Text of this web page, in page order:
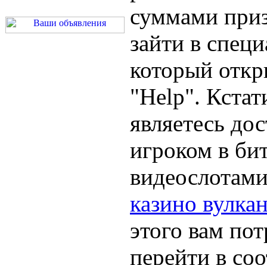
суммами
зайти в
который
"Help".
являетесь
игроком в
казино
этого вам
перейти в